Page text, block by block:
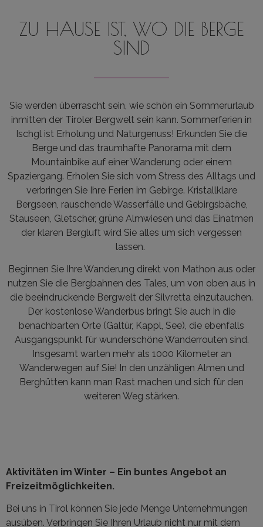
ZU HAUSE IST, WO DIE BERGE
SIND
Sie werden überrascht sein, wie schön ein Sommerurlaub
inmitten der Tiroler Bergwelt sein kann. Sommerferien in
Ischgl ist Erholung und Naturgenuss! Erkunden Sie die
Berge und das traumhafte Panorama mit dem
Mountainbike auf einer Wanderung oder einem
Spaziergang. Erholen Sie sich vom Stress des Alltags und
verbringen Sie Ihre Ferien im Gebirge. Kristallklare
Bergseen, rauschende Wasserfälle und Gebirgsbäche,
Stauseen, Gletscher, grüne Almwiesen und das Einatmen
der klaren Bergluft wird Sie alles um sich vergessen
lassen.
Beginnen Sie Ihre Wanderung direkt von Mathon aus oder
nutzen Sie die Bergbahnen des Tales, um von oben aus in
die beeindruckende Bergwelt der Silvretta einzutauchen.
Der kostenlose Wanderbus bringt Sie auch in die
benachbarten Orte (Galtür, Kappl, See), die ebenfalls
Ausgangspunkt für wunderschöne Wanderrouten sind.
Insgesamt warten mehr als 1000 Kilometer an
Wanderwegen auf Sie! In den unzähligen Almen und
Berghütten kann man Rast machen und sich für den
weiteren Weg stärken.
Aktivitäten im Winter – Ein buntes Angebot an
Freizeitmöglichkeiten.
Bei uns in Tirol können Sie jede Menge Unternehmungen
ausüben. Verbringen Sie Ihren Urlaub nicht nur mit dem